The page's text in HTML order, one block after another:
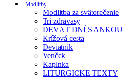
Modlitby
Modlitba za svätorečenie
Tri zdravasy
DEVÄŤ DNÍ S ANKOU
Krížová cesta
Deviatnik
Venček
Kaplnka
LITURGICKE TEXTY